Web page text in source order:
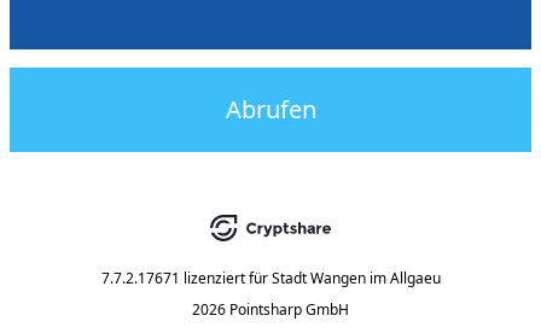
Abrufen
7.7.2.17671 lizenziert für Stadt Wangen im Allgaeu
2026 Pointsharp GmbH